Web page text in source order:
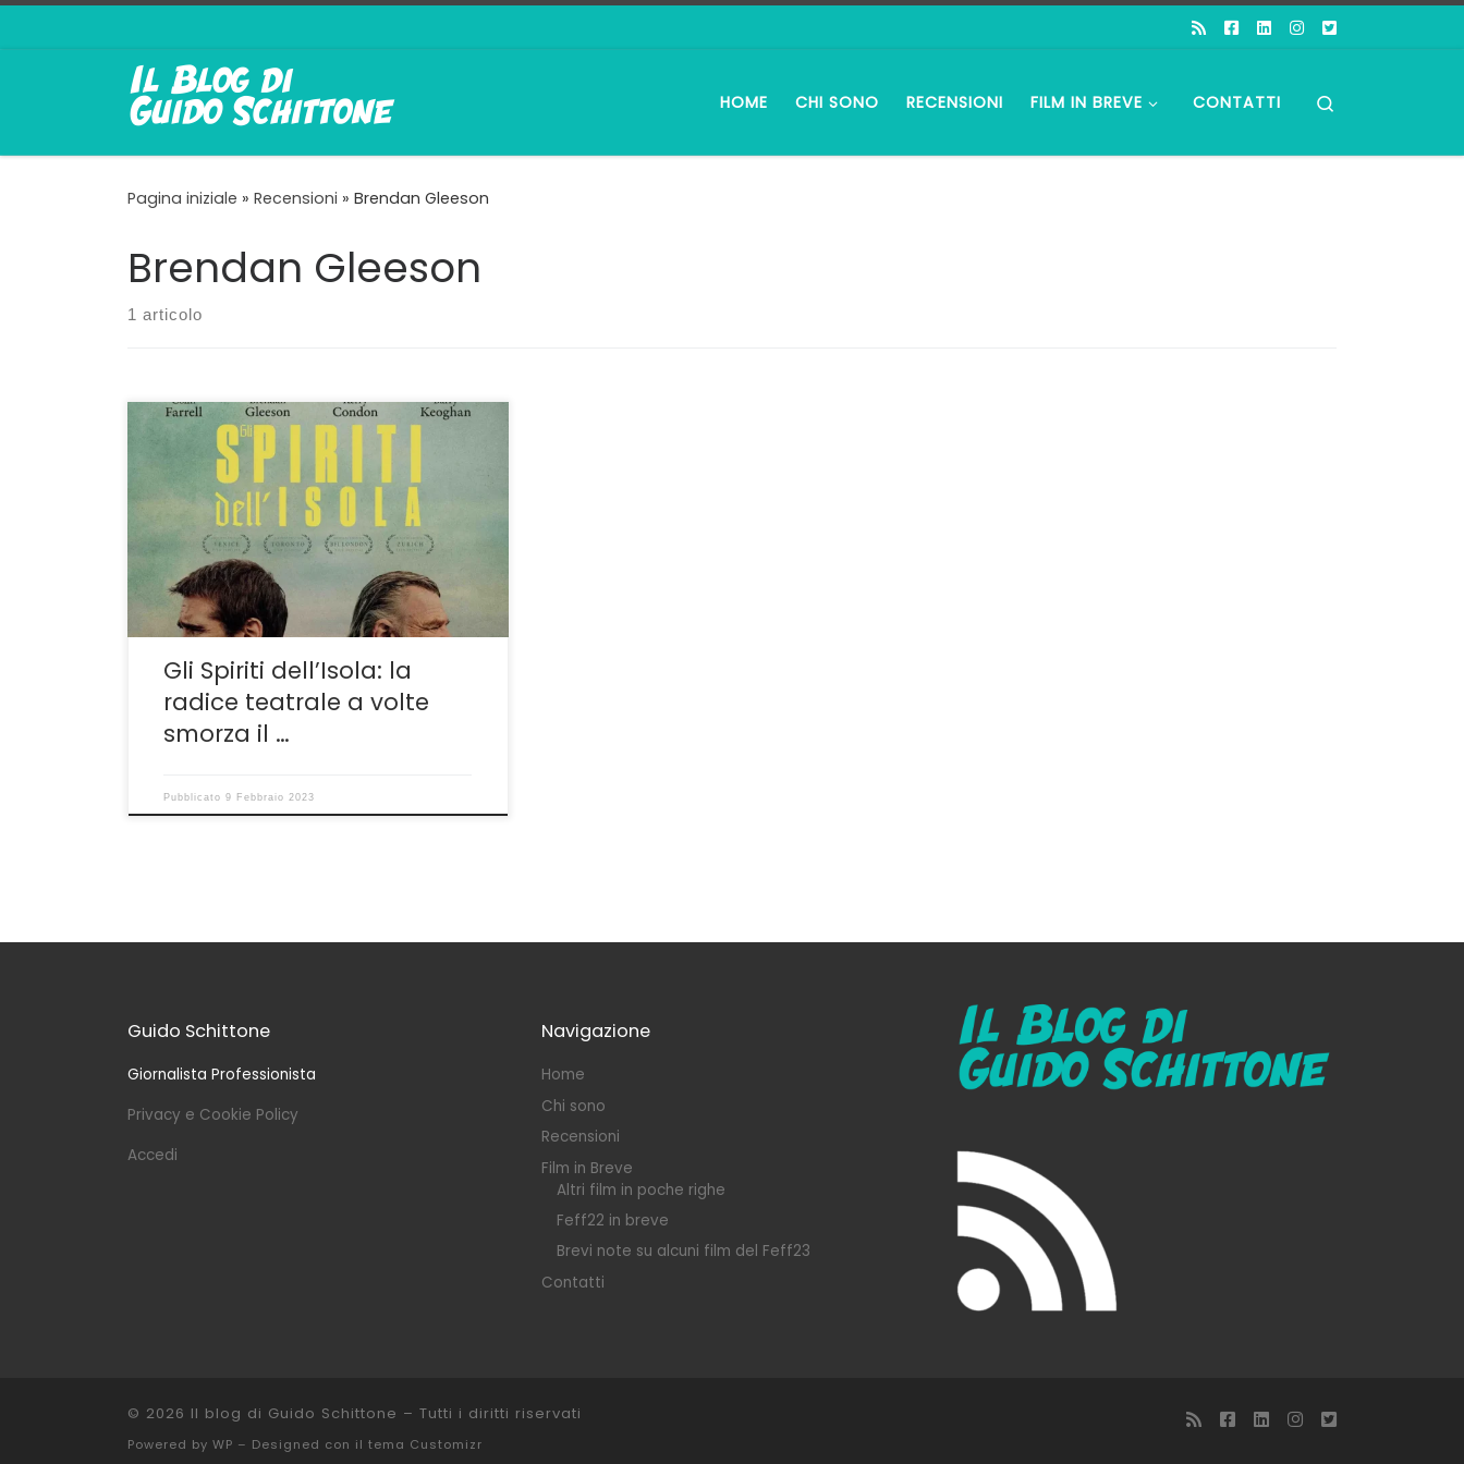
HOME CHI SONO RECENSIONI FILM IN BREVE CONTATTI
Pagina iniziale » Recensioni » Brendan Gleeson
Brendan Gleeson
1 articolo
Una delicata lentezza pregio e limite del film
The Banshees of Inisherin è il titolo originale
de Gli Spiriti dell’Isola e non comprendiamo
perché nella versione italiana non sia stato
mantenuto. Sembra un particolare di piccola
importanza ma le Banshees della mitologia
irlandese sono una cosa seria: annunciano la
iella […]
Gli Spiriti dell’Isola: la
radice teatrale a volte
smorza il …
Pubblicato9 Febbraio 2023
Guido Schittone
Giornalista Professionista
Privacy e Cookie Policy
Accedi
Navigazione
Home
Chi sono
Recensioni
Film in Breve
Altri film in poche righe
Feff22 in breve
Brevi note su alcuni film del Feff23
Contatti
© 2026 Il blog di Guido Schittone – Tutti i diritti riservati
Powered by WP – Designed con il tema Customizr